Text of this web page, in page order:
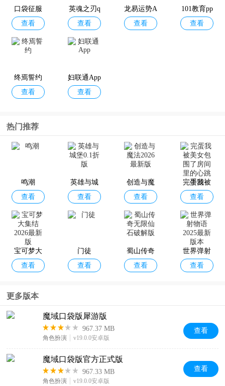
式版
口袋征服
九游版
查看
英魂之刃q
q登录版
查看
龙易运势A
pp
查看
101教育pp
t手机版
查看
终焉誓约
查看
妇联通App
查看
热门推荐
鸣潮
查看
英雄与城
堡0.1折版
查看
创造与魔
法2026最
新版
查看
完蛋我被
美女包围
了房间里
的心跳手
游
查看
宝可梦大
集结2026
查看
门徒
查看
蜀山传奇
无限仙石
查看
世界弹射
物语2025
查看
更多版本
魔域口袋版犀游版
967.37 MB
角色扮演 v19.0.0安卓版
查看
魔域口袋版官方正式版
967.33 MB
角色扮演 v19.0.0安卓版
查看